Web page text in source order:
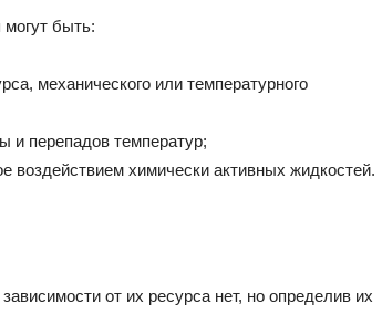
быть:
механического или температурного
и перепадов температур;
воздействием химически активных жидкостей.
от их ресурса нет, но определив их